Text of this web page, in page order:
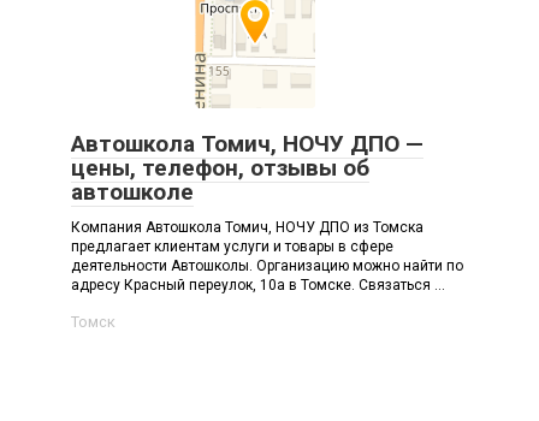
Автошкола Томич, НОЧУ ДПО —
цены, телефон, отзывы об
автошколе
Компания Автошкола Томич, НОЧУ ДПО из Томска
предлагает клиентам услуги и товары в сфере
деятельности Автошколы. Организацию можно найти по
адресу Красный переулок, 10а в Томске. Связаться ...
Томск